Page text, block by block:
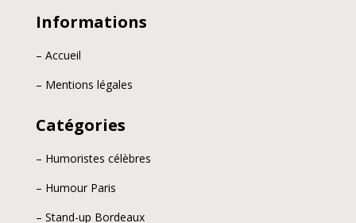
Informations
– Accueil
– Mentions légales
Catégories
– Humoristes célèbres
– Humour Paris
– Stand-up Bordeaux